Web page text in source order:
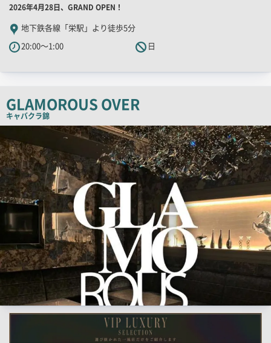
店
舗
PR
キ
コ
ピ
2026年4月28日、GRAND OPEN！
地下鉄各線「栄駅」より徒歩5分
20:00～1:00
日
GLAMOROUS OVER
キャバクラ錦
検
索
結
果
一
覧
用
画
像